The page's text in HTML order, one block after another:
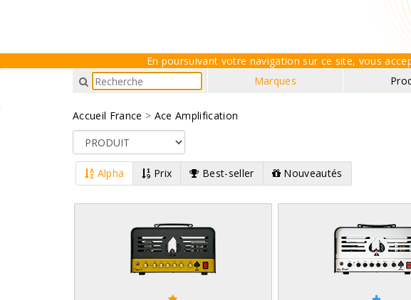
En poursuivant votre navigation sur ce site, vous
Marques
Accueil France > Ace Amplification
Alpha Prix Best-seller Nouveautés